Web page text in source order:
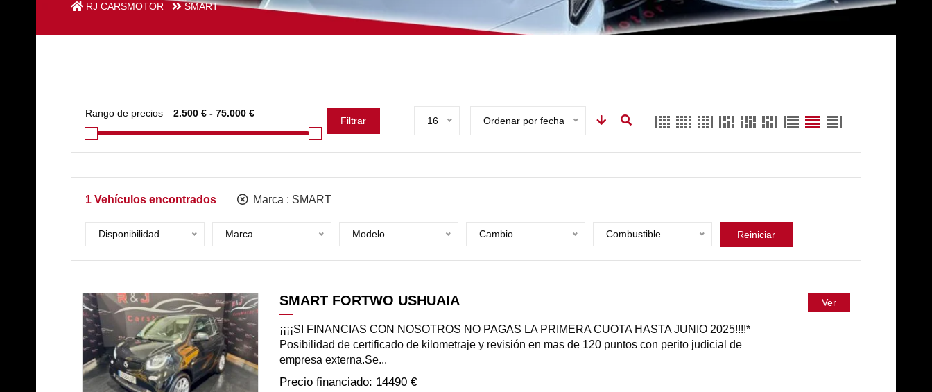
RJ CARSMOTOR SMART
Rango de precios
Filtrar 16 Ordenar por fecha
1 Vehículos encontrados Marca : SMART
Disponibilidad Marca Modelo Cambio Combustible Reiniciar
DISPONIBLE
SMART FORTWO USHUAIA
¡¡¡¡SI FINANCIAS CON NOSOTROS NO PAGAS LA PRIMERA CUOTA HASTA JUNIO 2025!!!!*
Posibilidad de certificado de kilometraje y revisión en mas de 120 puntos con perito judicial de
empresa externa.Se...
14490 €
Ver